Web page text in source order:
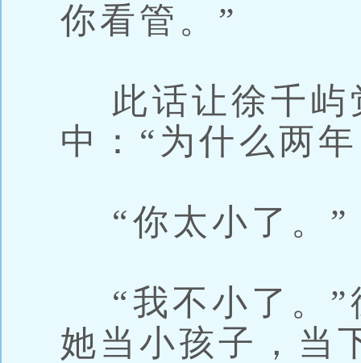
你看管。”
此话让徐千屿
中：“为什么两
“你太小了。”
“我不小了。”
她当小孩子，当